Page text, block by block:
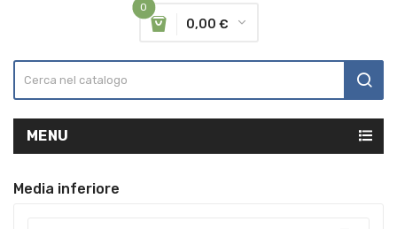
0
0,00 €
MENU
Media inferiore